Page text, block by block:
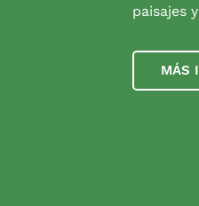
paisajes
MÁS